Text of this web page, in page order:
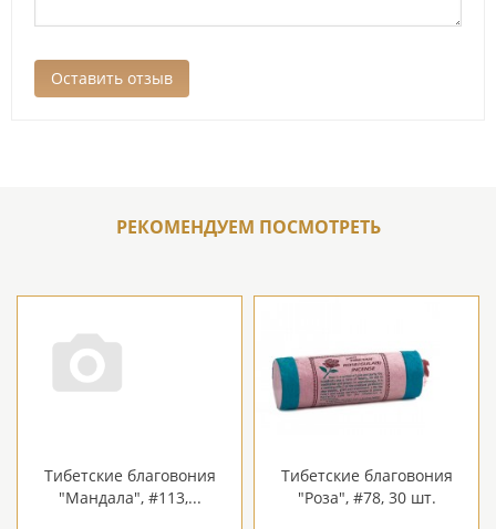
РЕКОМЕНДУЕМ ПОСМОТРЕТЬ
Тибетские благовония
"Мандала", #113,...
Тибетские благовония
"Роза", #78, 30 шт.